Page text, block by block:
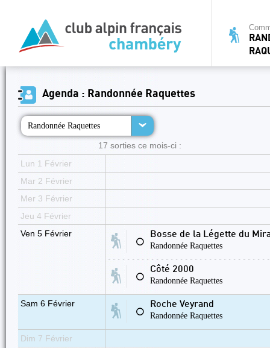
Agenda : Randonnée Raquettes
Randonnée Raquettes
17 sorties ce mois-ci :
Lun 1 Février
Mar 2 Février
Mer 3 Février
Jeu 4 Février
Ven 5 Février
⚪
Bosse de la Légette du
Randonnée Raquettes
⚪
Côté 2000
Randonnée Raquettes
Sam 6 Février
⚪
Roche Veyrand
Randonnée Raquettes
Dim 7 Février